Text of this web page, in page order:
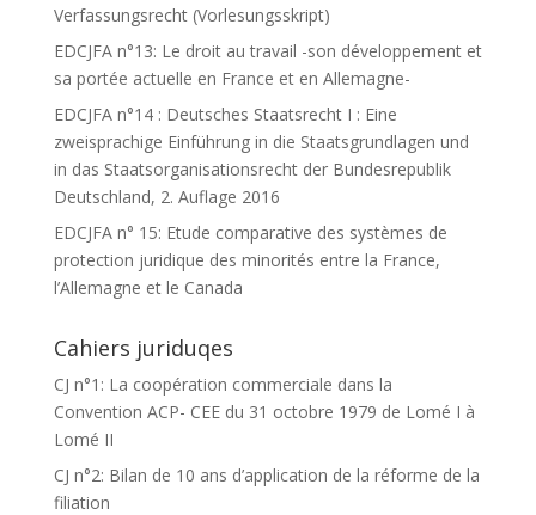
Verfassungsrecht (Vorlesungsskript)
EDCJFA n°13: Le droit au travail -son développement et
sa portée actuelle en France et en Allemagne-
EDCJFA n°14 : Deutsches Staatsrecht I : Eine
zweisprachige Einführung in die Staatsgrundlagen und
in das Staatsorganisationsrecht der Bundesrepublik
Deutschland, 2. Auflage 2016
EDCJFA n° 15: Etude comparative des systèmes de
protection juridique des minorités entre la France,
l’Allemagne et le Canada
Cahiers juriduqes
CJ n°1: La coopération commerciale dans la
Convention ACP- CEE du 31 octobre 1979 de Lomé I à
Lomé II
CJ n°2: Bilan de 10 ans d’application de la réforme de la
filiation